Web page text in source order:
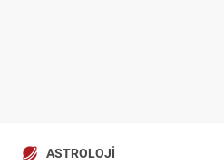
ASTROLOJI